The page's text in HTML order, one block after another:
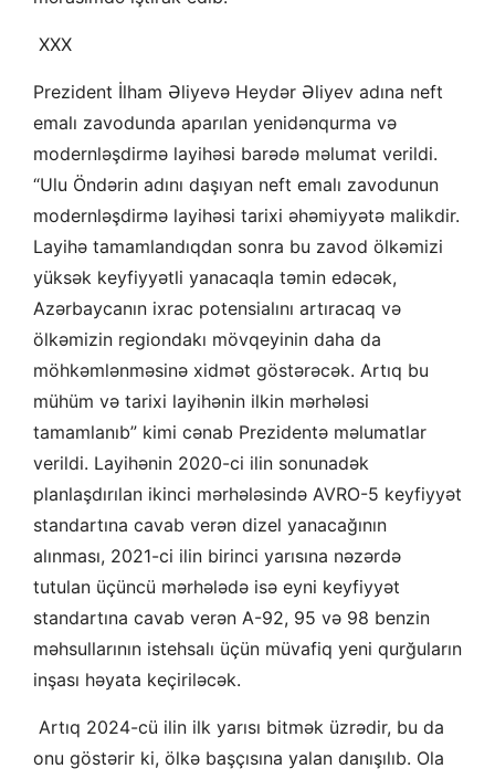
XXX
Prezident İlham Əliyevə Heydər Əliyev adına neft
emalı zavodunda aparılan yenidənqurma və
modernləşdirmə layihəsi barədə məlumat verildi.
“Ulu Öndərin adını daşıyan neft emalı zavodunun
modernləşdirmə layihəsi tarixi əhəmiyyətə malikdir.
Layihə tamamlandıqdan sonra bu zavod ölkəmizi
yüksək keyfiyyətli yanacaqla təmin edəcək,
Azərbaycanın ixrac potensialını artıracaq və
ölkəmizin regiondakı mövqeyinin daha da
möhkəmlənməsinə xidmət göstərəcək. Artıq bu
mühüm və tarixi layihənin ilkin mərhələsi
tamamlanıb” kimi cənab Prezidentə məlumatlar
verildi. Layihənin 2020-ci ilin sonunadək
planlaşdırılan ikinci mərhələsində AVRO-5 keyfiyyət
standartına cavab verən dizel yanacağının
alınması, 2021-ci ilin birinci yarısına nəzərdə
tutulan üçüncü mərhələdə isə eyni keyfiyyət
standartına cavab verən A-92, 95 və 98 benzin
məhsullarının istehsalı üçün müvafiq yeni qurğuların
inşası həyata keçiriləcək.
Artıq 2024-cü ilin ilk yarısı bitmək üzrədir, bu da
onu göstərir ki, ölkə başçısına yalan danışılıb. Ola